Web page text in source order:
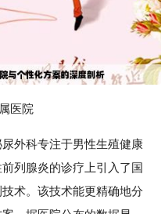
医院
外科专注于男性生殖健康
列腺炎的诊疗上引入了国
术。该技术能更精确地分